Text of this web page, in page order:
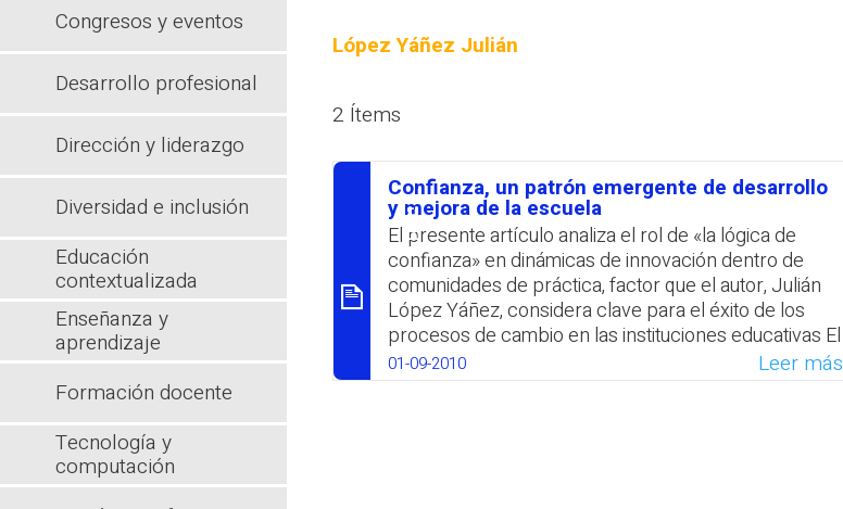
López Yáñez Julián
2 Ítems
סיכום
Confianza, un patrón emergente de desarrollo
y mejora de la escuela
El presente artículo analiza el rol de «la lógica de
confianza» en dinámicas de innovación dentro de
comunidades de práctica, factor que el autor, Julián
López Yáñez, considera clave para el éxito de los
procesos de cambio en las instituciones educativas El
trabajo se basa en la revisión de una vasta literatura y
en un estudio de caso múltiple. El autor destaca la
01-09-2010 Leer más
Congresos y eventos
Desarrollo profesional
Dirección y liderazgo
Diversidad e inclusión
Educación
contextualizada
Enseñanza y
aprendizaje
Formación docente
Tecnología y
computación